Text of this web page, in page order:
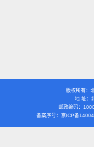
版权所有：
地 址：
邮政编码：
备案序号：京ICP备